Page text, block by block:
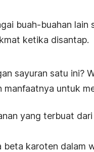
buah-buahan lain
ketika disantap.
sayuran satu ini?
manfaatnya untuk
yang terbuat
beta karoten dalam